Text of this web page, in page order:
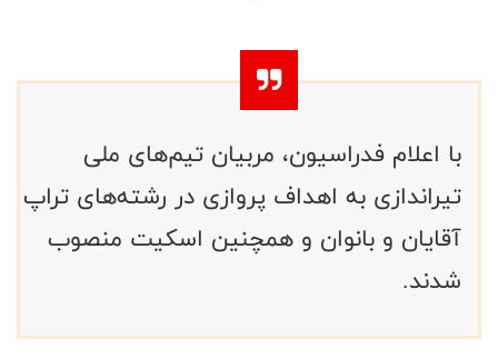
با اعلام فدراسیون، مربیان تیم‌های ملی
تیراندازی به اهداف پروازی در رشته‌های تراپ
آقایان و بانوان و همچنین اسکیت منصوب
شدند.